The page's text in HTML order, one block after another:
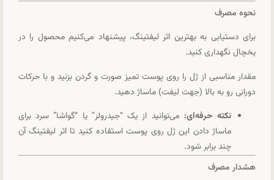
نحوه مصرف
برای دستیابی به بهترین اثر لیفتینگ، پیشنهاد می‌کنیم محصول را در
یخچال نگهداری کنید.
مقدار مناسبی از ژل را روی پوست تمیز صورت و گردن بزنید و با حرکات
دورانی رو به بالا (جهت لیفت) ماساژ دهید.
نکته حرفه‌ای: می‌توانید از یک “جیدرولر” یا “گواشا” سرد برای
ماساژ دادن این ژل روی پوست استفاده کنید تا اثر لیفتینگ آن
چند برابر شود.
هشدار مصرف